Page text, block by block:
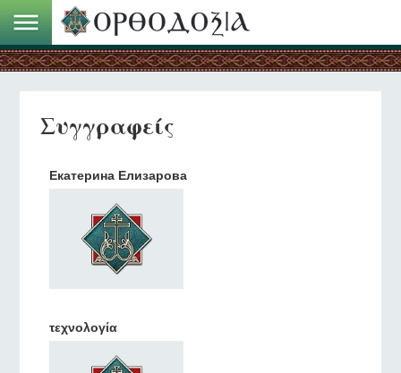
Συγγραφείς
Екатерина Елизарова
τεχνολογία